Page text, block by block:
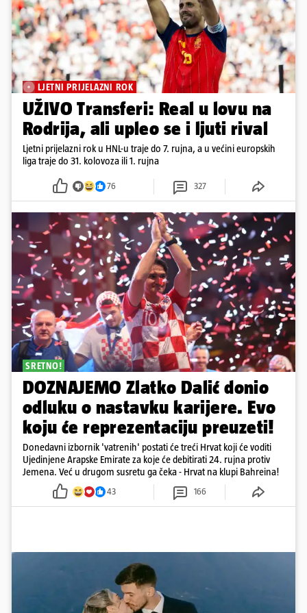
LJETNI PRIJELAZNI ROK
UŽIVO Transferi: Real u lovu na
Rodrija, ali upleo se i ljuti rival
Ljetni prijelazni rok u HNL-u traje do 7. rujna, a u većini europskih
liga traje do 31. kolovoza ili 1. rujna
76 327
SRETNO!
DOZNAJEMO Zlatko Dalić donio
odluku o nastavku karijere. Evo
koju će reprezentaciju preuzeti!
Donedavni izbornik 'vatrenih' postati će treći Hrvat koji će voditi
Ujedinjene Arapske Emirate za koje će debitirati 24. rujna protiv
Jemena. Već u drugom susretu ga čeka - Hrvat na klupi Bahreina!
43 166